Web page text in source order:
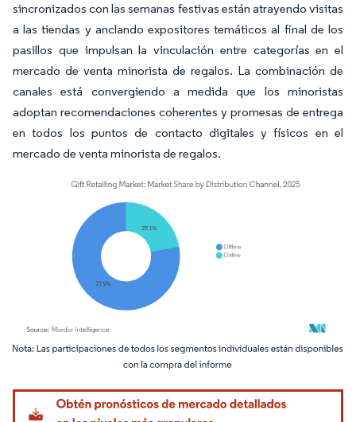
sincronizados con las semanas festivas están atrayendo visitas
a las tiendas y anclando expositores temáticos al final de los
pasillos que impulsan la vinculación entre categorías en el
mercado de venta minorista de regalos. La combinación de
canales está convergiendo a medida que los minoristas
adoptan recomendaciones coherentes y promesas de entrega
en todos los puntos de contacto digitales y físicos en el
mercado de venta minorista de regalos.
Imagen © Mordor Intelligence. El uso requiere atribución según CC BY 4.0.